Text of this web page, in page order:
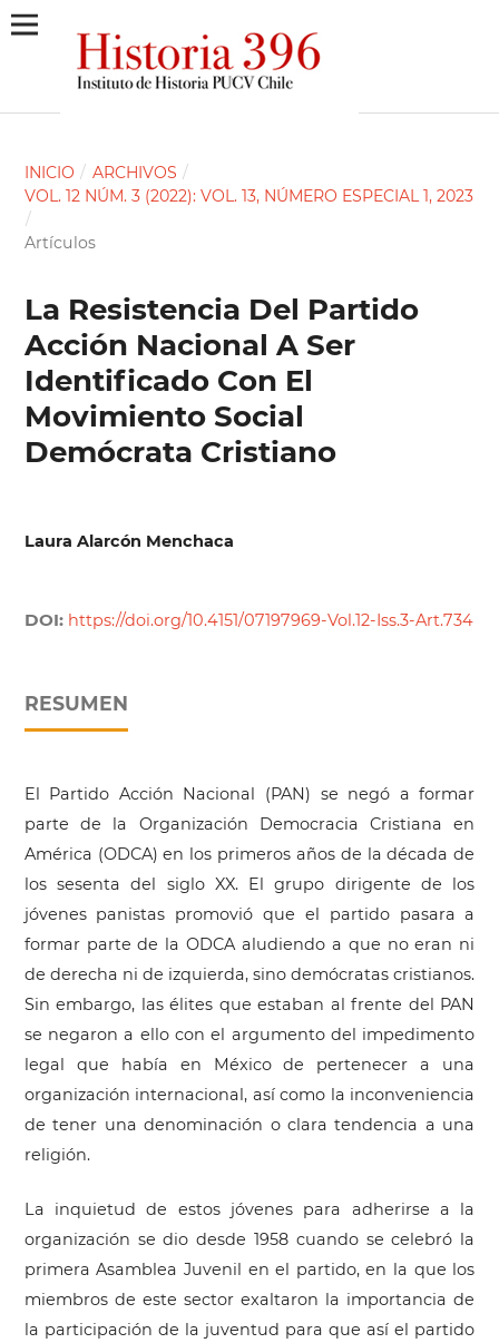
INICIO / ARCHIVOS /
VOL. 12 NÚM. 3 (2022): VOL. 13, NÚMERO ESPECIAL 1, 2023
/
Artículos
La Resistencia Del Partido
Acción Nacional A Ser
Identificado Con El
Movimiento Social
Demócrata Cristiano
Laura Alarcón Menchaca
DOI: https://doi.org/10.4151/07197969-Vol.12-Iss.3-Art.734
RESUMEN
El Partido Acción Nacional (PAN) se negó a formar
parte de la Organización Democracia Cristiana en
América (ODCA) en los primeros años de la década de
los sesenta del siglo XX. El grupo dirigente de los
jóvenes panistas promovió que el partido pasara a
formar parte de la ODCA aludiendo a que no eran ni
de derecha ni de izquierda, sino demócratas cristianos.
Sin embargo, las élites que estaban al frente del PAN
se negaron a ello con el argumento del impedimento
legal que había en México de pertenecer a una
organización internacional, así como la inconveniencia
de tener una denominación o clara tendencia a una
religión.
La inquietud de estos jóvenes para adherirse a la
organización se dio desde 1958 cuando se celebró la
primera Asamblea Juvenil en el partido, en la que los
miembros de este sector exaltaron la importancia de
la participación de la juventud para que así el partido